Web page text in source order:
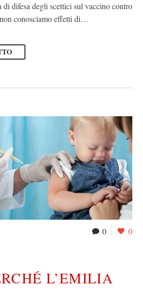
di difesa degli scettici sul vaccino contro
conosciamo effetti di…
0 0
L’EMILIA